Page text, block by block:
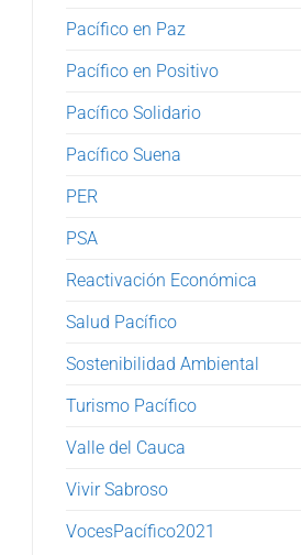
Pacífico en Paz
Pacífico en Positivo
Pacífico Solidario
Pacífico Suena
PER
PSA
Reactivación Económica
Salud Pacífico
Sostenibilidad Ambiental
Turismo Pacífico
Valle del Cauca
Vivir Sabroso
VocesPacífico2021